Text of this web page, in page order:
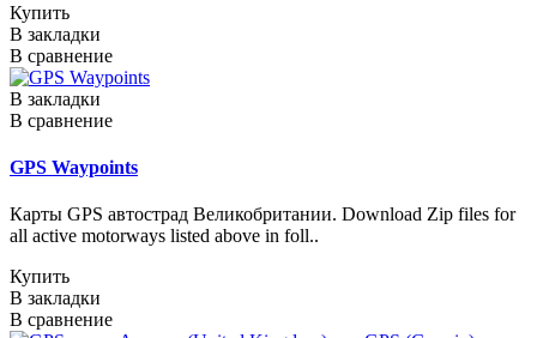
Купить
В закладки
В сравнение
В закладки
В сравнение
GPS Waypoints
Карты GPS автострад Великобритании. Download Zip files for
all active motorways listed above in foll..
Купить
В закладки
В сравнение